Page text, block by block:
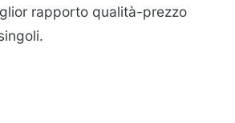
rapporto qualità-prezzo